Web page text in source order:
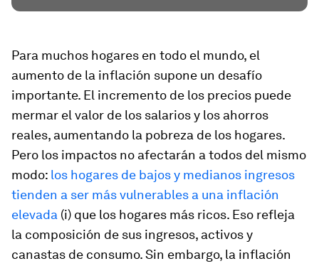
Para muchos hogares en todo el mundo, el
aumento de la inflación supone un desafío
importante. El incremento de los precios puede
mermar el valor de los salarios y los ahorros
reales, aumentando la pobreza de los hogares.
Pero los impactos no afectarán a todos del mismo
modo: los hogares de bajos y medianos ingresos
tienden a ser más vulnerables a una inflación
elevada (i) que los hogares más ricos. Eso refleja
la composición de sus ingresos, activos y
canastas de consumo. Sin embargo, la inflación